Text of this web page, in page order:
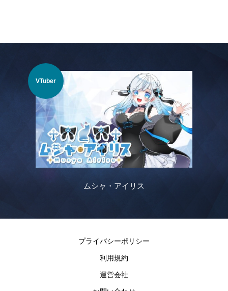
VTuber
ムシャ・アイリス
プライバシーポリシー
利用規約
運営会社